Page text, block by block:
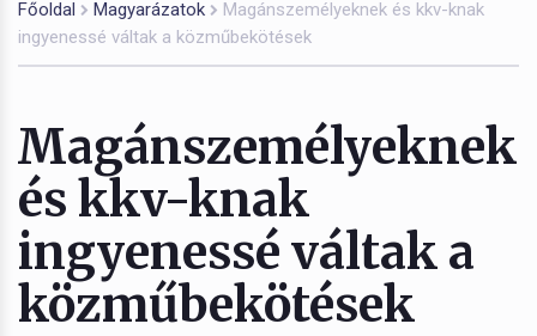
Főoldal Magyarázatok
Magánszemélyeknek és kkv-knak
ingyenessé váltak a közműbekötések
Magánszemélyeknek
és kkv-knak
ingyenessé váltak a
közműbekötések